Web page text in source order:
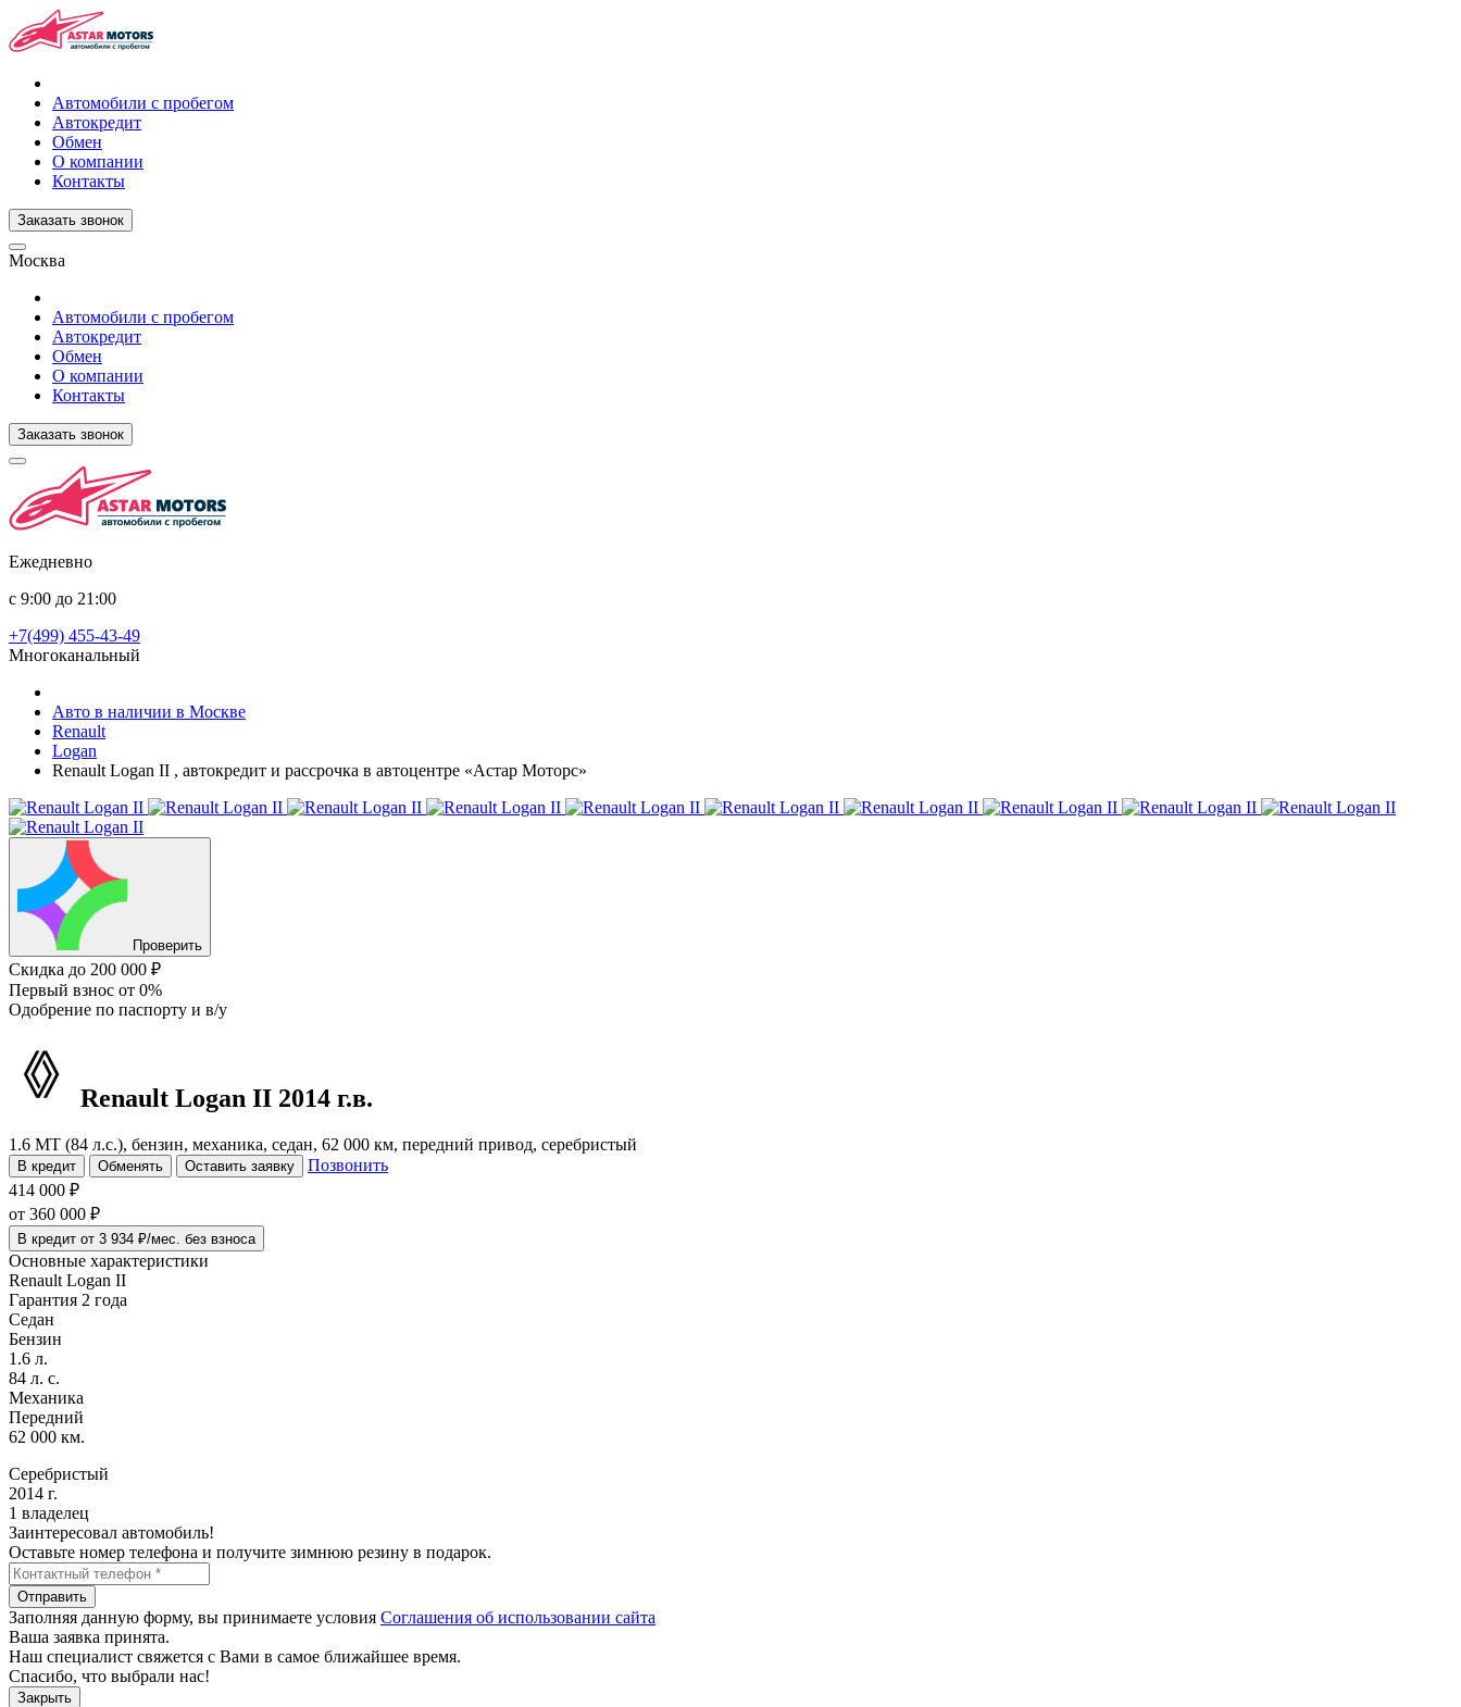
Автомобили с пробегом
Автокредит
Обмен
О компании
Контакты
Заказать звонок
Москва
Автомобили с пробегом
Автокредит
Обмен
О компании
Контакты
Заказать звонок
Ежедневно
с 9:00 до 21:00
+7(499) 455-43-49
Многоканальный
Авто в наличии в Москве
Renault
Logan
Renault Logan II , автокредит и рассрочка в автоцентре «Астар Моторс»
Проверить
Скидка до 200 000 ₽
Первый взнос от 0%
Одобрение по паспорту и в/у
Renault Logan II 2014 г.в.
1.6 MT (84 л.с.), бензин, механика, седан, 62 000 км, передний привод, серебристый
В кредит Обменять Оставить заявку
Позвонить
414 000 ₽
от 360 000 ₽
В кредит от 3 934 ₽/мес. без взноса
Основные характеристики
Renault Logan II
Гарантия 2 года
Седан
Бензин
1.6 л.
84 л. с.
Механика
Передний
62 000 км.
Серебристый
2014 г.
1 владелец
Заинтересовал автомобиль!
Оставьте номер телефона и получите зимнюю резину в подарок.
Отправить
Заполняя данную форму, вы принимаете условия Соглашения об использовании сайта
Ваша заявка принята.
Наш специалист свяжется с Вами в самое ближайшее время.
Спасибо, что выбрали нас!
Закрыть